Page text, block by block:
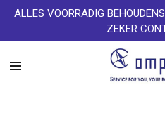
Ga
naar
de
ALLES VOORRADIG
ZEKER